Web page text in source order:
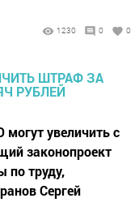
1230 0 0
увеличить с
законопроект
по труду,
Сергей